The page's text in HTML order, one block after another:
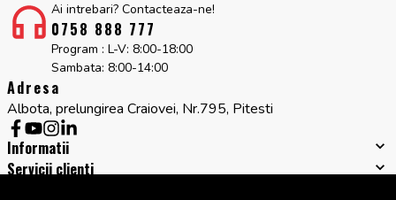
Ai intrebari? Contacteaza-ne!
0758 888 777
Program : L-V: 8:00-18:00
Sambata: 8:00-14:00
Adresa
Albota, prelungirea Craiovei, Nr.795, Pitesti
Informatii
Servicii clienti